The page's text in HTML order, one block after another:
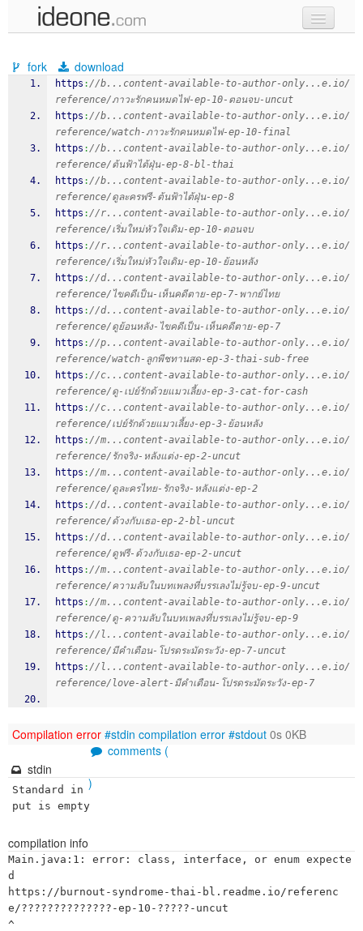
samples
recent codes
sign in
fork download
https ://b...content-available-to-author-only...e.io/
reference/ภาวะรักคนหมดไฟ-ep-10-ตอนจบ-uncut
https ://b...content-available-to-author-only...e.io/
reference/watch-ภาวะรักคนหมดไฟ-ep-10-final
https ://b...content-available-to-author-only...e.io/
reference/ต้นฟ้าไต้ฝุ่น-ep-8-bl-thai
https ://b...content-available-to-author-only...e.io/
reference/ดูละครฟรี-ต้นฟ้าไต้ฝุ่น-ep-8
https ://r...content-available-to-author-only...e.io/
reference/เริ่มใหม่หัวใจเดิม-ep-10-ตอนจบ
https ://r...content-available-to-author-only...e.io/
reference/เริ่มใหม่หัวใจเดิม-ep-10-ย้อนหลัง
https ://d...content-available-to-author-only...e.io/
reference/ไขคดีเป็น-เห็นคดีตาย-ep-7-พากย์ไทย
https ://d...content-available-to-author-only...e.io/
reference/ดูย้อนหลัง-ไขคดีเป็น-เห็นคดีตาย-ep-7
https ://p...content-available-to-author-only...e.io/
reference/watch-ลูกพีชทานสด-ep-3-thai-sub-free
https ://c...content-available-to-author-only...e.io/
reference/ดู-เปย์รักด้วยแมวเลี้ยง-ep-3-cat-for-cash
https ://c...content-available-to-author-only...e.io/
reference/เปย์รักด้วยแมวเลี้ยง-ep-3-ย้อนหลัง
https ://m...content-available-to-author-only...e.io/
reference/รักจริง-หลังแต่ง-ep-2-uncut
https ://m...content-available-to-author-only...e.io/
reference/ดูละครไทย-รักจริง-หลังแต่ง-ep-2
https ://d...content-available-to-author-only...e.io/
reference/ด้วงกับเธอ-ep-2-bl-uncut
https ://d...content-available-to-author-only...e.io/
reference/ดูฟรี-ด้วงกับเธอ-ep-2-uncut
https ://m...content-available-to-author-only...e.io/
reference/ความลับในบทเพลงที่บรรเลงไม่รู้จบ-ep-9-uncut
https ://m...content-available-to-author-only...e.io/
reference/ดู-ความลับในบทเพลงที่บรรเลงไม่รู้จบ-ep-9
https ://l...content-available-to-author-only...e.io/
reference/มีคําเตือน-โปรดระมัดระวัง-ep-7-uncut
https ://l...content-available-to-author-only...e.io/
reference/love-alert-มีคําเตือน-โปรดระมัดระวัง-ep-7
Compilation error #stdin compilation error #stdout 0s 0KB
comments (
)
stdin
Standard in
put is empty
compilation info
Main.java:1: error: class, interface, or enum expecte
d
https://burnout-syndrome-thai-bl.readme.io/referenc
e/??????????????-ep-10-?????-uncut
^